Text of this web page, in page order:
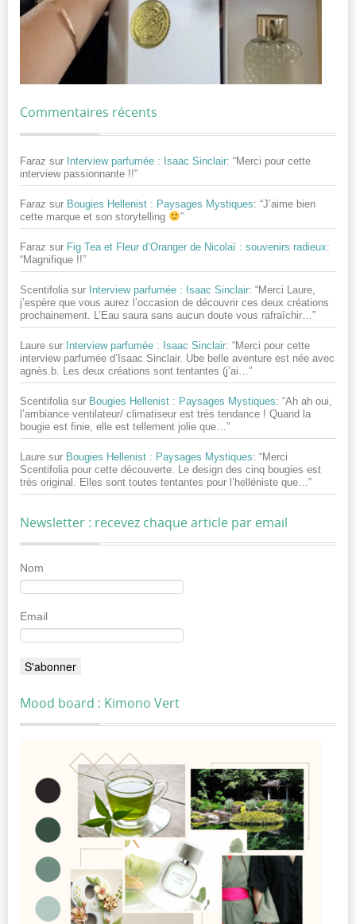
Commentaires récents
Faraz sur Interview parfumée : Isaac Sinclair: “Merci pour cette
interview passionnante !!”
Faraz sur Bougies Hellenist : Paysages Mystiques: “J’aime bien
cette marque et son storytelling
”
Faraz sur Fig Tea et Fleur d’Oranger de Nicolaï : souvenirs radieux:
“Magnifique !!”
Scentifolia sur Interview parfumée : Isaac Sinclair: “Merci Laure,
j’espère que vous aurez l’occasion de découvrir ces deux créations
prochainement. L’Eau saura sans aucun doute vous rafraîchir… ”
Laure sur Interview parfumée : Isaac Sinclair: “Merci pour cette
interview parfumée d’Isaac Sinclair. Ube belle aventure est née avec
agnès.b. Les deux créations sont tentantes (j’ai… ”
Scentifolia sur Bougies Hellenist : Paysages Mystiques: “Ah ah oui,
l’ambiance ventilateur/ climatiseur est très tendance ! Quand la
bougie est finie, elle est tellement jolie que… ”
Laure sur Bougies Hellenist : Paysages Mystiques: “Merci
Scentifolia pour cette découverte. Le design des cinq bougies est
très original. Elles sont toutes tentantes pour l’helléniste que…”
Newsletter : recevez chaque article par email
Nom
Email
Mood board : Kimono Vert